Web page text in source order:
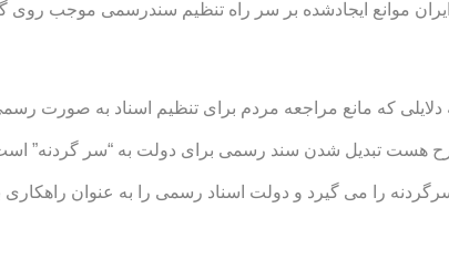
موانع ایجادشده بر سر راه تنظیم سندرسمی موجب روی
که مانع مراجعه مردم برای تنظیم اسناد به صورت
هست تبدیل شدن سند رسمی برای دولت به “سر گردنه”
را می گیرد و دولت اسناد رسمی را به عنوان راهکاری